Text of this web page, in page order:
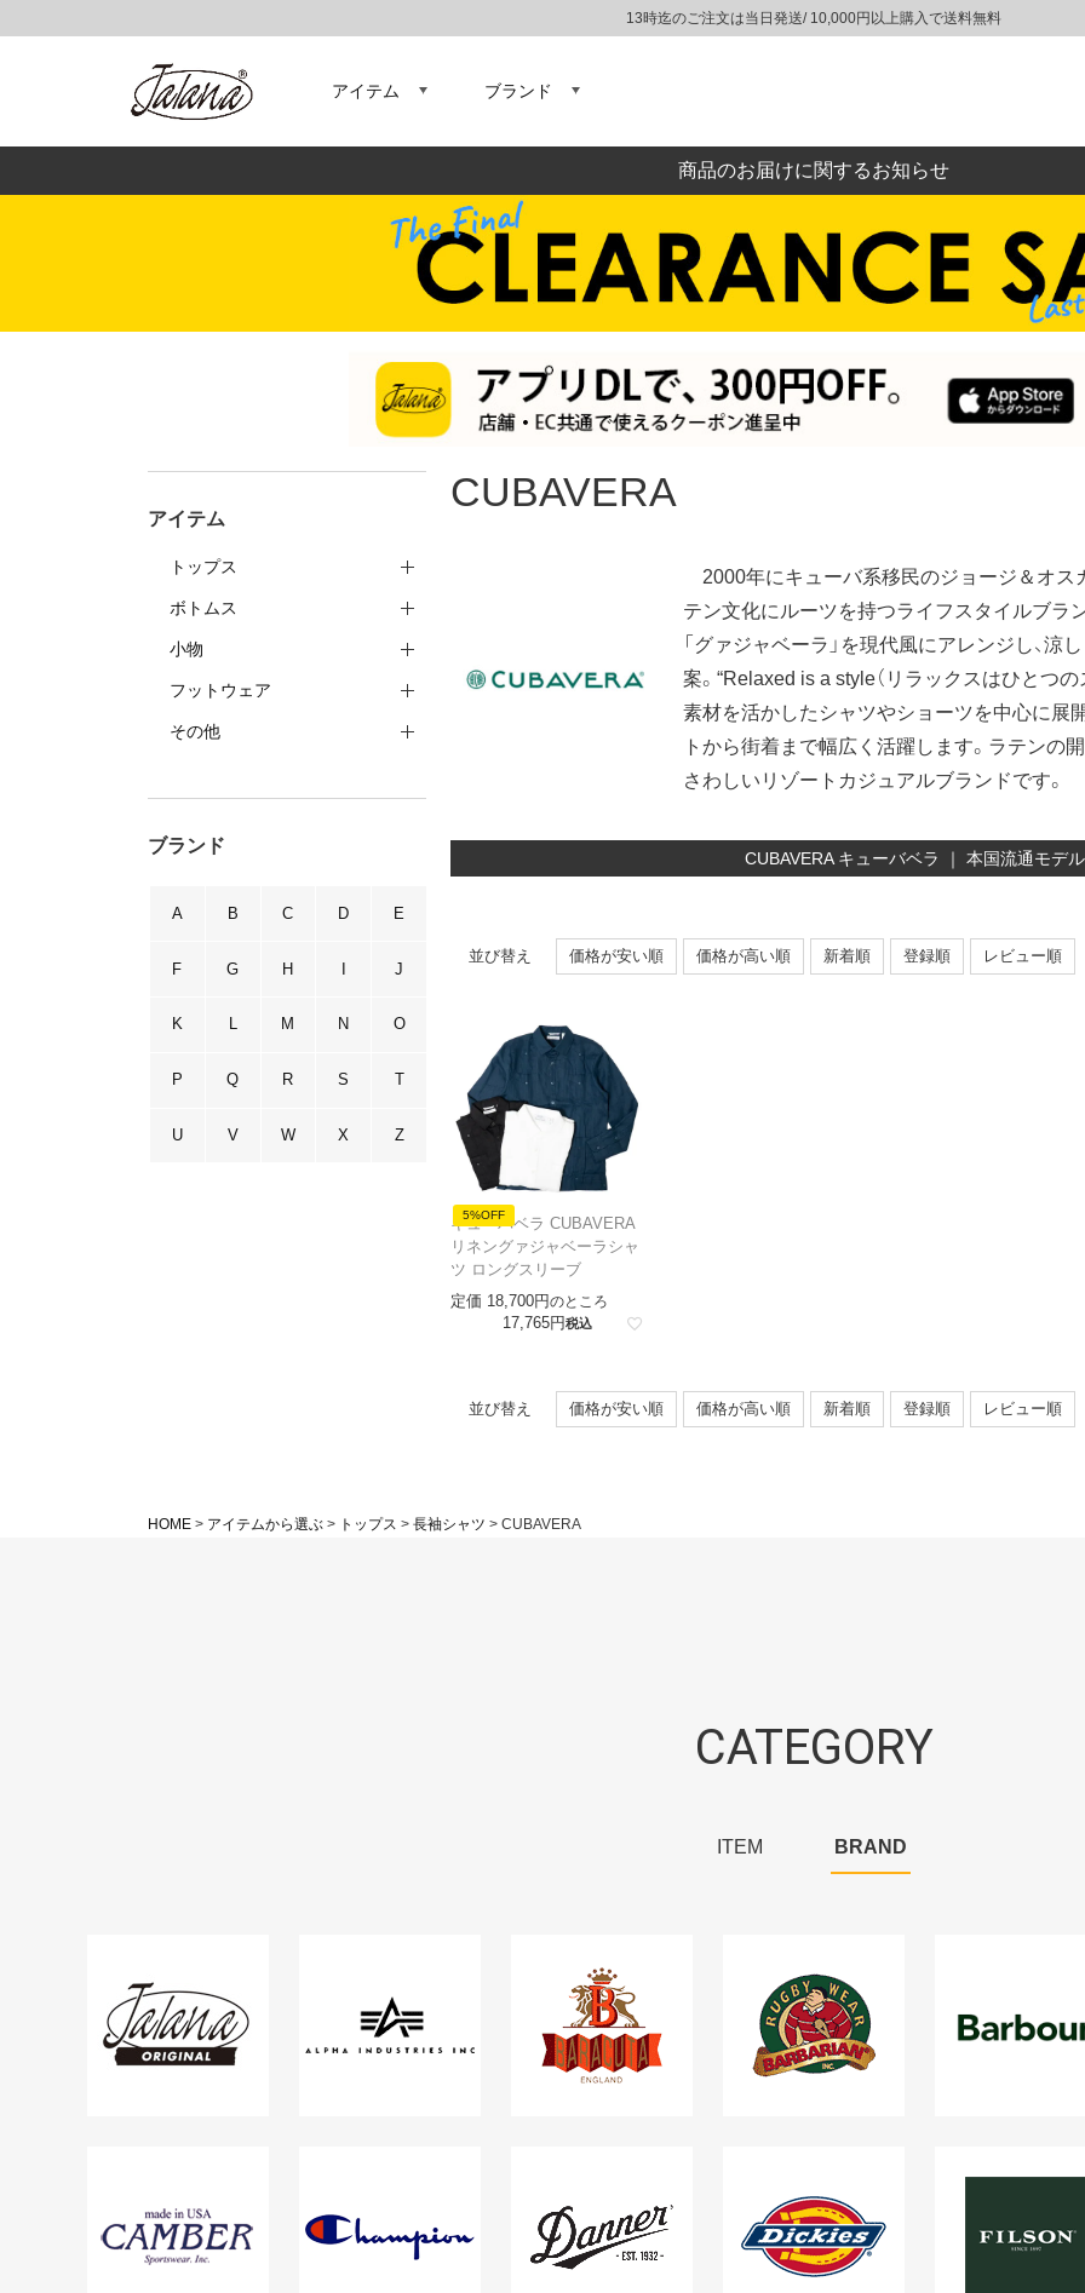
13時迄のご注文は当日発送/ 10,000円以上購入で送料無料
アイテム ブランド
商品のお届けに関するお知らせ
アイテム
トップス
ボトムス
小物
フットウェア
その他
ブランド
A B C D E
F G H I J
K L M N O
P Q R S T
U V W X Z
CUBAVERA
2000年にキューバ系移民のジョージ＆オス
テン文化にルーツを持つライフスタイルブラ
「グァジャベーラ」を現代風にアレンジし、
案。“Relaxed is a style（リラックスはひとつ
素材を活かしたシャツやショーツを中心に展
トから街着まで幅広く活躍します。ラテンの
さわしいリゾートカジュアルブランドです。
CUBAVERA キューバベラ ｜ 本国流通モデ
並び替え 価格が安い順 価格が高い順 新着順 登録順 レビュー順
5%OFF
キューバベラ CUBAVERA
リネングァジャベーラシャ
ツ ロングスリーブ
定価 18,700 のところ
17,765 税込
並び替え 価格が安い順 価格が高い順 新着順 登録順 レビュー順
HOME アイテムから選ぶ トップス 長袖シャツ CUBAVERA
CATEGORY
ITEM BRAND